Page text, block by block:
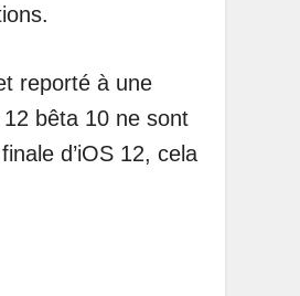
reporté à une
bêta 10 ne sont
d’iOS 12, cela